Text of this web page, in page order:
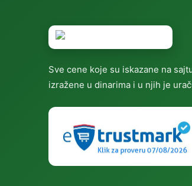
Sve cene koje su iskazane na
izražene u dinarima i u njih je